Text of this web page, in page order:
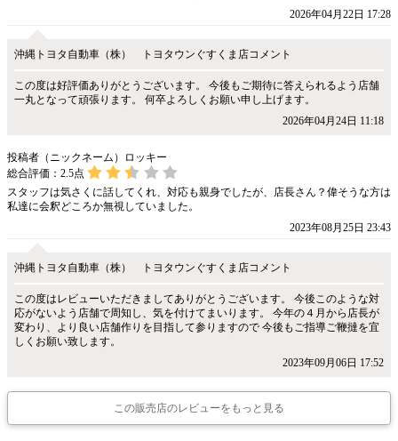
2026年04月22日 17:28
沖縄トヨタ自動車（株） トヨタウンぐすくま店コメント
この度は好評価ありがとうございます。 今後もご期待に答えられるよう店舗
一丸となって頑張ります。 何卒よろしくお願い申し上げます。
2026年04月24日 11:18
投稿者（ニックネーム）ロッキー
総合評価： 2.5点
スタッフは気さくに話してくれ、対応も親身でしたが、店長さん？偉そうな方は
私達に会釈どころか無視していました。
2023年08月25日 23:43
沖縄トヨタ自動車（株） トヨタウンぐすくま店コメント
この度はレビューいただきましてありがとうございます。 今後このような対
応がないよう店舗で周知し、気を付けてまいります。 今年の４月から店長が
変わり、より良い店舗作りを目指して参りますので 今後もご指導ご鞭撻を宜
しくお願い致します。
2023年09月06日 17:52
この販売店のレビューをもっと見る